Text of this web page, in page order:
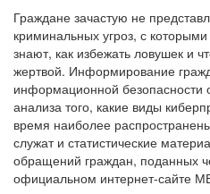
Граждане зачастую не
криминальных угроз, с
знают, как избежать ловушек и
жертвой. Информирование
информационной безопасности
анализа того, какие виды
время наиболее
служат и статистические
обращений граждан, поданных
официальном интернет-сайте